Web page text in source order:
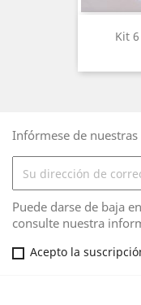
Kit
Infórmese de
Puede darse de baja
consulte nuestra
Acepto la